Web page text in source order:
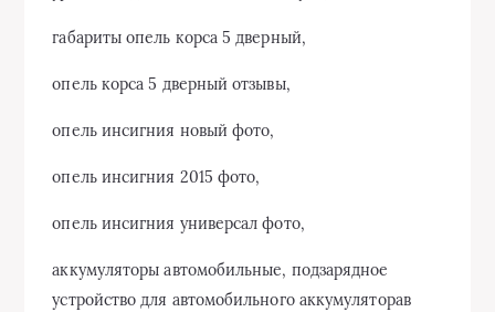
габариты опель корса 5 дверный,
опель корса 5 дверный отзывы,
опель инсигния новый фото,
опель инсигния 2015 фото,
опель инсигния универсал фото,
аккумуляторы автомобильные, подзарядное
устройство для автомобильного аккумуляторав